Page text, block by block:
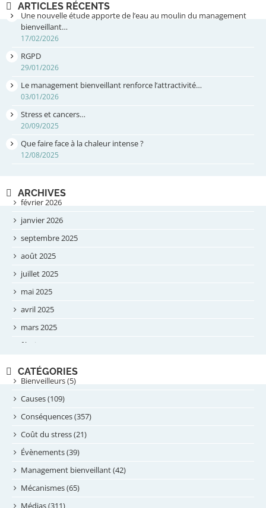
ARTICLES RÉCENTS
Une nouvelle étude apporte de l’eau au moulin du management
bienveillant…
17/02/2026
RGPD
29/01/2026
Le management bienveillant renforce l’attractivité…
03/01/2026
Stress et cancers…
20/09/2025
Que faire face à la chaleur intense ?
12/08/2025
ARCHIVES
février 2026
janvier 2026
septembre 2025
août 2025
juillet 2025
mai 2025
avril 2025
mars 2025
février 2025
septembre 2024
août 2024
juillet 2024
juin 2024
mai 2024
avril 2024
février 2024
janvier 2024
CATÉGORIES
Bienveilleurs (5)
Causes (109)
Conséquences (357)
Coût du stress (21)
Évènements (39)
Management bienveillant (42)
Mécanismes (65)
Médias (311)